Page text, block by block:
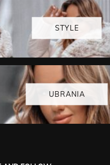
STYLE
UBRANIA